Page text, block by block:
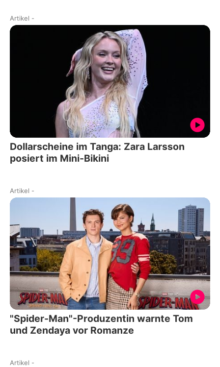
Artikel -
Dollarscheine im Tanga: Zara Larsson
posiert im Mini-Bikini
Artikel -
"Spider-Man"-Produzentin warnte Tom
und Zendaya vor Romanze
Artikel -